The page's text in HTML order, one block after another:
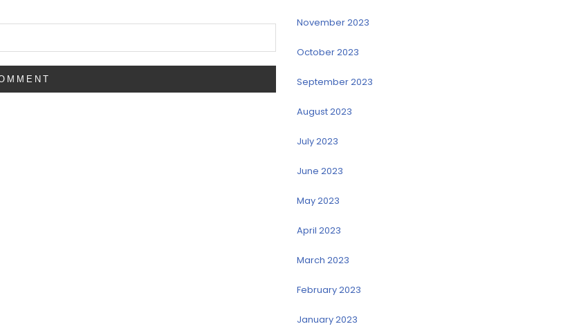
November 2023
October 2023
September 2023
August 2023
July 2023
June 2023
May 2023
April 2023
March 2023
February 2023
January 2023